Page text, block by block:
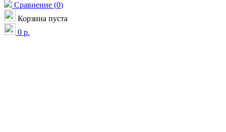
Сравнение (0)
Корзина пуста
0 р.